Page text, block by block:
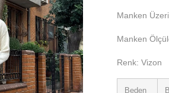
Manken
Manken
Renk: Vizon
Beden